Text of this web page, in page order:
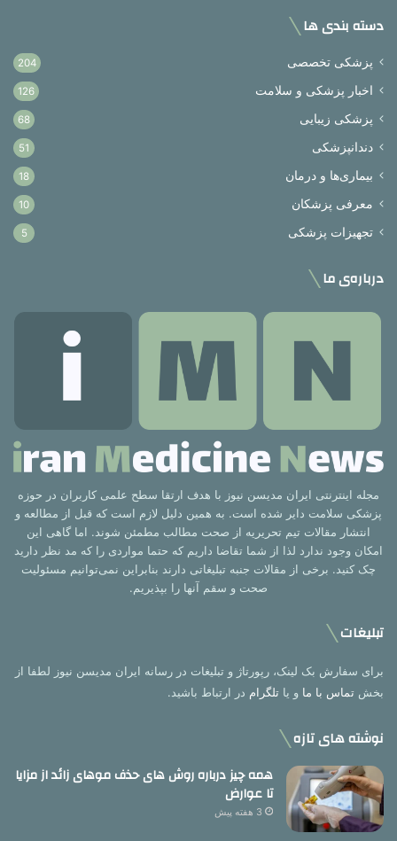
دسته بندی ها
پزشکی تخصصی 204
اخبار پزشکی و سلامت 126
پزشکی زیبایی 68
دندانپزشکی 51
بیماری‌ها و درمان 18
معرفی پزشکان 10
تجهیزات پزشکی 5
درباره‌ی ما
مجله اینترنتی ایران مدیسن نیوز با هدف ارتقا سطح علمی کاربران در حوزه
پزشکی سلامت دایر شده است. به همین دلیل لازم است که قبل از مطالعه و
انتشار مقالات تیم تحریریه از صحت مطالب مطمئن شوند. اما گاهی این
امکان وجود ندارد لذا از شما تقاضا داریم که حتما مواردی را که مد نظر دارید
چک کنید. برخی از مقالات جنبه تبلیغاتی دارند بنابراین نمی‌توانیم مسئولیت
صحت و سقم آنها را بپذیریم.
تبلیغات
برای سفارش بک لینک، رپورتاژ و تبلیغات در رسانه ایران مدیسن نیوز لطفا از
بخش تماس با ما و یا تلگرام در ارتباط باشید.
نوشته های تازه
همه چیز درباره روش های حذف موهای زائد از مزایا
تا عوارض
3 هفته پیش